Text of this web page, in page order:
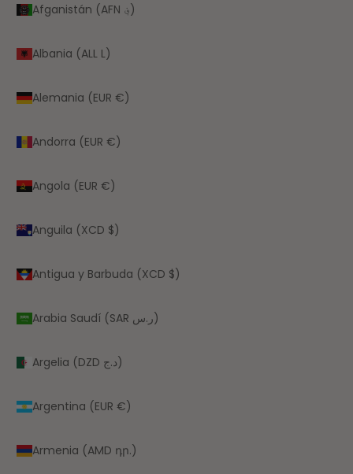
Afganistán (AFN ؋)
Albania (ALL L)
Alemania (EUR €)
Andorra (EUR €)
Angola (EUR €)
Anguila (XCD $)
Antigua y Barbuda (XCD $)
Arabia Saudí (SAR ر.س)
Argelia (DZD د.ج)
Argentina (EUR €)
Armenia (AMD դր.)